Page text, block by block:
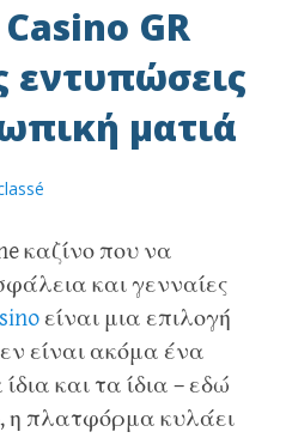
GR
εντυπώσεις
ματιά
καζίνο που να
και γενναίες
είναι μια επιλογή
είναι ακόμα ένα
και τα ίδια – εδώ
η πλατφόρμα κυλάει